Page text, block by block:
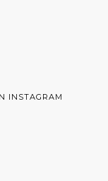
INSTAGRAM